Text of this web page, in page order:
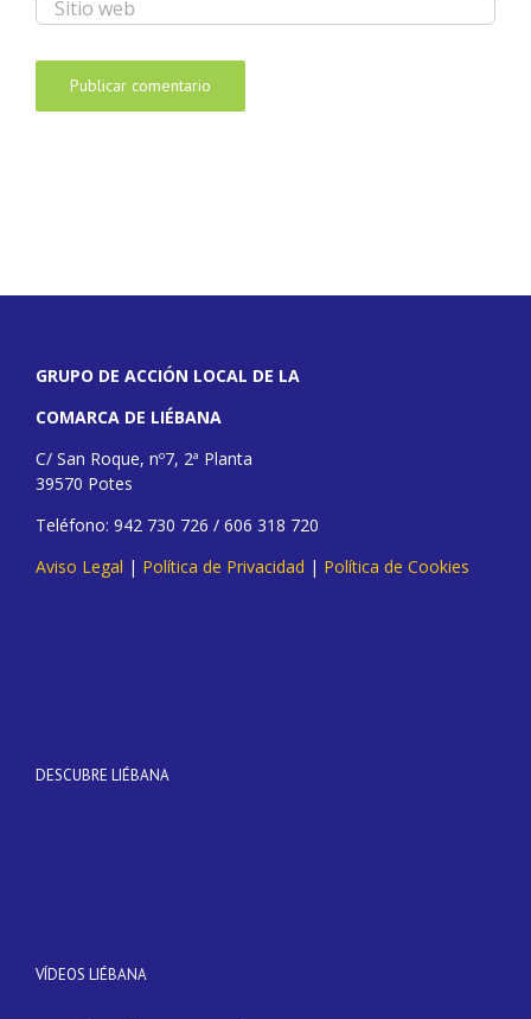
GRUPO DE ACCIÓN LOCAL DE LA
COMARCA DE LIÉBANA
C/ San Roque, nº7, 2ª Planta
39570 Potes
Teléfono: 942 730 726 / 606 318 720
Aviso Legal | Política de Privacidad | Política de Cookies
DESCUBRE LIÉBANA
VÍDEOS LIÉBANA